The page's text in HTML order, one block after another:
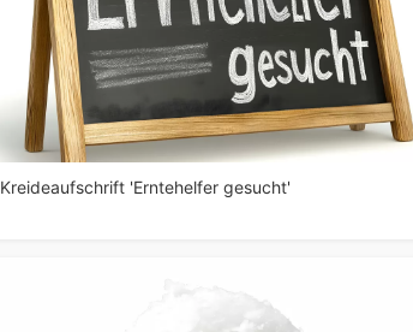
Kreideaufschrift 'Erntehelfer gesucht'